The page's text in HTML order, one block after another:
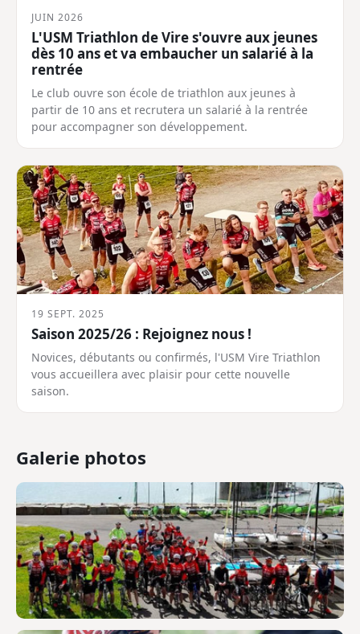
JUIN 2026
L'USM Triathlon de Vire s'ouvre aux jeunes
dès 10 ans et va embaucher un salarié à la
rentrée
Le club ouvre son école de triathlon aux jeunes à
partir de 10 ans et recrutera un salarié à la rentrée
pour accompagner son développement.
19 SEPT. 2025
Saison 2025/26 : Rejoignez nous !
Novices, débutants ou confirmés, l'USM Vire Triathlon
vous accueillera avec plaisir pour cette nouvelle
saison.
Galerie photos